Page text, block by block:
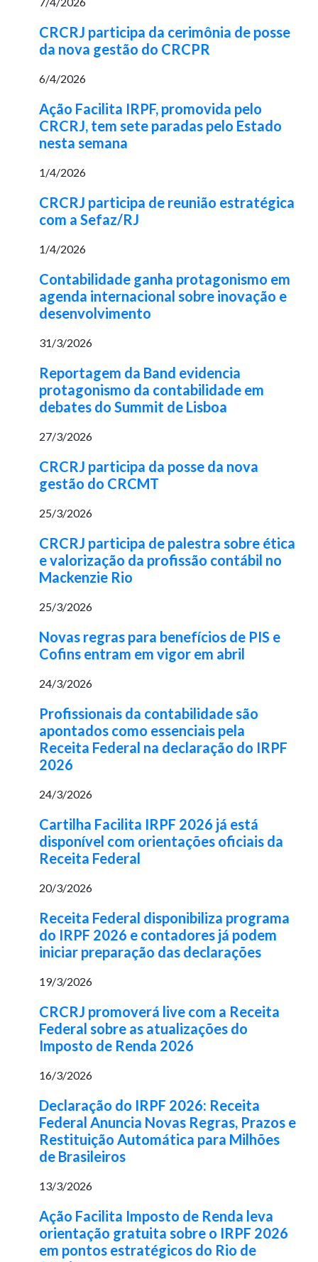
CRCRJ participa da cerimônia de posse
da nova gestão do CRCPR
6/4/2026
Ação Facilita IRPF, promovida pelo
CRCRJ, tem sete paradas pelo Estado
nesta semana
1/4/2026
CRCRJ participa de reunião estratégica
com a Sefaz/RJ
1/4/2026
Contabilidade ganha protagonismo em
agenda internacional sobre inovação e
desenvolvimento
31/3/2026
Reportagem da Band evidencia
protagonismo da contabilidade em
debates do Summit de Lisboa
27/3/2026
CRCRJ participa da posse da nova
gestão do CRCMT
25/3/2026
CRCRJ participa de palestra sobre ética
e valorização da profissão contábil no
Mackenzie Rio
25/3/2026
Novas regras para benefícios de PIS e
Cofins entram em vigor em abril
24/3/2026
Profissionais da contabilidade são
apontados como essenciais pela
Receita Federal na declaração do IRPF
2026
24/3/2026
Cartilha Facilita IRPF 2026 já está
disponível com orientações oficiais da
Receita Federal
20/3/2026
Receita Federal disponibiliza programa
do IRPF 2026 e contadores já podem
iniciar preparação das declarações
19/3/2026
CRCRJ promoverá live com a Receita
Federal sobre as atualizações do
Imposto de Renda 2026
16/3/2026
Declaração do IRPF 2026: Receita
Federal Anuncia Novas Regras, Prazos e
Restituição Automática para Milhões
de Brasileiros
13/3/2026
Ação Facilita Imposto de Renda leva
orientação gratuita sobre o IRPF 2026
em pontos estratégicos do Rio de